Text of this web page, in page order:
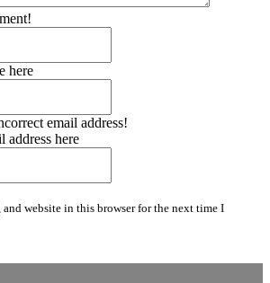
here
email address!
address here
and website in this browser for the next time I